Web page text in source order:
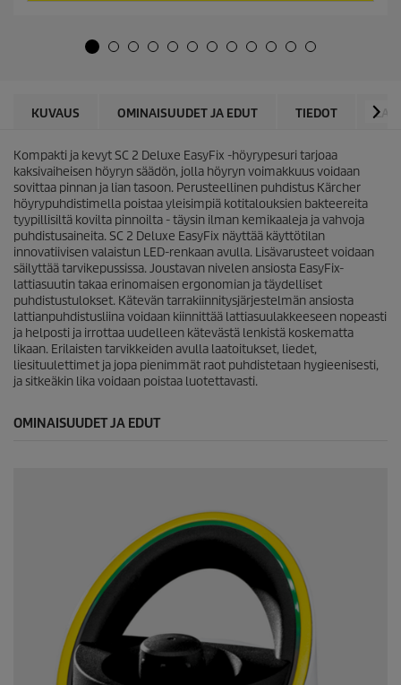
e
1
r
v
o
s
t
e
l
u
a
KUVAUS OMINAISUUDET JA EDUT TIEDOT
Kompakti ja kevyt SC 2 Deluxe EasyFix -höyrypesuri tarjoaa
kaksivaiheisen höyryn säädön, jolla höyryn voimakkuus voidaan
sovittaa pinnan ja lian tasoon. Perusteellinen puhdistus Kärcher
höyrypuhdistimella poistaa yleisimpiä kotitalouksien bakteereita
tyypillisiltä kovilta pinnoilta - täysin ilman kemikaaleja ja vahvoja
puhdistusaineita. SC 2 Deluxe EasyFix näyttää käyttötilan
innovatiivisen valaistun LED-renkaan avulla. Lisävarusteet voidaan
säilyttää tarvikepussissa. Joustavan nivelen ansiosta EasyFix-
lattiasuutin takaa erinomaisen ergonomian ja täydelliset
puhdistustulokset. Kätevän tarrakiinnitysjärjestelmän ansiosta
lattianpuhdistusliina voidaan kiinnittää lattiasuulakkeeseen nopeasti
ja helposti ja irrottaa uudelleen kätevästä lenkistä koskematta
likaan. Erilaisten tarvikkeiden avulla laatoitukset, liedet,
liesituulettimet ja jopa pienimmät raot puhdistetaan hygieenisesti,
ja sitkeäkin lika voidaan poistaa luotettavasti.
OMINAISUUDET JA EDUT